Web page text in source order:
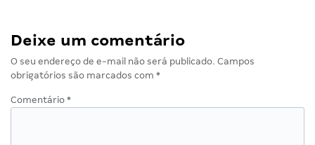
Deixe um comentário
O seu endereço de e-mail não será publicado. Campos
obrigatórios são marcados com *
Comentário *